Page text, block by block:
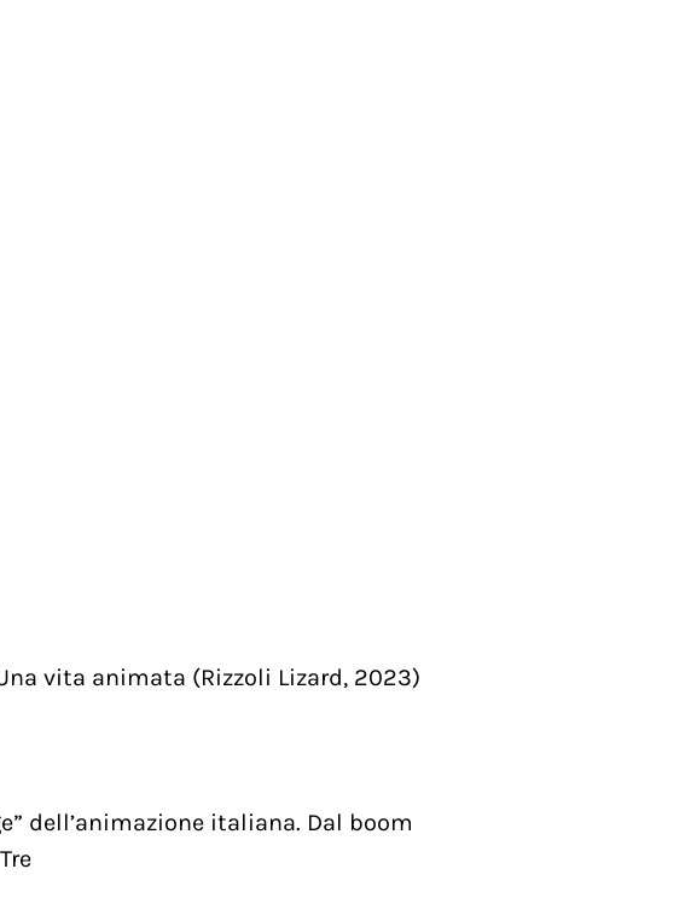
vita animata (Rizzoli Lizard, 2023)
dell’animazione italiana. Dal boom